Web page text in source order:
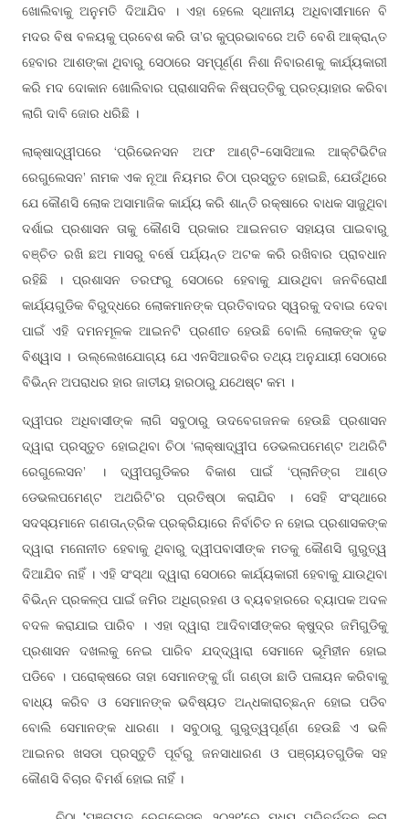
ଖୋଲିବାକୁ ଅନୁମତି ଦିଆଯିବ । ଏହା ହେଲେ ସ୍ଥାନୀୟ ଅଧିବାସୀମାନେ ବି
ମଦର ବିଷ ବଳୟକୁ ପ୍ରବେଶ କରି ତା’ର କୁପ୍ରଭାବରେ ଅତି ବେଶି ଆକ୍ରାନ୍ତ
ହେବାର ଆଶଙ୍କା ଥିବାରୁ ସେଠାରେ ସମ୍ପୂର୍ଣ୍ଣ ନିଶା ନିବାରଣକୁ କାର୍ଯ୍ୟକାରୀ
କରି ମଦ ଦୋକାନ ଖୋଲିବାର ପ୍ରାଶାସନିକ ନିଷ୍ପତ୍ତିକୁ ପ୍ରତ୍ୟାହାର କରିବା
ଲାଗି ଦାବି ଜୋର ଧରିଛି ।
ଲାକ୍ଷାଦ୍ୱୀପରେ ‘ପ୍ରିଭେନସନ ଅଫ ଆଣ୍ଟି-ସୋସିଆଲ ଆକ୍ଟିଭିଟିଜ
ରେଗୁଲେସନ’ ନାମକ ଏକ ନୂଆ ନିୟମର ଚିଠା ପ୍ରସ୍ତୁତ ହୋଇଛି, ଯେଉଁଥିରେ
ଯେ କୌଣସି ଲୋକ ଅସାମାଜିକ କାର୍ଯ୍ୟ କରି ଶାନ୍ତି ରକ୍ଷାରେ ବାଧକ ସାଜୁଥିବା
ଦର୍ଶାଇ ପ୍ରଶାସନ ତାକୁ କୌଣସି ପ୍ରକାର ଆଇନଗତ ସହାୟତା ପାଇବାରୁ
ବଞ୍ଚିତ ରଖି ଛଅ ମାସରୁ ବର୍ଷେ ପର୍ଯ୍ୟନ୍ତ ଅଟକ କରି ରଖିବାର ପ୍ରାବଧାନ
ରହିଛି । ପ୍ରଶାସନ ତରଫରୁ ସେଠାରେ ହେବାକୁ ଯାଉଥିବା ଜନବିରୋଧୀ
କାର୍ଯ୍ୟଗୁଡିକ ବିରୁଦ୍ଧରେ ଲୋକମାନଙ୍କ ପ୍ରତିବାଦର ସ୍ୱରକୁ ଦବାଇ ଦେବା
ପାଇଁ ଏହି ଦମନମୂଳକ ଆଇନଟି ପ୍ରଣୀତ ହେଉଛି ବୋଲି ଲୋକଙ୍କ ଦୃଢ
ବିଶ୍ୱାସ । ଉଲ୍ଲେଖଯୋଗ୍ୟ ଯେ ଏନସିଆରବିର ତଥ୍ୟ ଅନୁଯାୟୀ ସେଠାରେ
ବିଭିନ୍ନ ଅପରାଧର ହାର ଜାତୀୟ ହାରଠାରୁ ଯଥେଷ୍ଟ କମ ।
ଦ୍ୱୀପର ଅଧିବାସୀଙ୍କ ଲାଗି ସବୁଠାରୁ ଉଦବେଗଜନକ ହେଉଛି ପ୍ରଶାସନ
ଦ୍ୱାରା ପ୍ରସ୍ତୁତ ହୋଇଥିବା ଚିଠା ‘ଲାକ୍ଷାଦ୍ୱୀପ ଡେଭଲପମେଣ୍ଟ ଅଥରିଟି
ରେଗୁଲେସନ’ । ଦ୍ୱୀପଗୁଡିକର ବିକାଶ ପାଇଁ ‘ପ୍ଲାନିଙ୍ଗ ଆଣ୍ଡ
ଡେଭଲପମେଣ୍ଟ ଅଥରିଟି’ର ପ୍ରତିଷ୍ଠା କରାଯିବ । ସେହି ସଂସ୍ଥାରେ
ସଦସ୍ୟମାନେ ଗଣତାନ୍ତ୍ରିକ ପ୍ରକ୍ରିୟାରେ ନିର୍ବାଚିତ ନ ହୋଇ ପ୍ରଶାସକଙ୍କ
ଦ୍ୱାରା ମନୋନୀତ ହେବାକୁ ଥିବାରୁ ଦ୍ୱୀପବାସୀଙ୍କ ମତକୁ କୌଣସି ଗୁରୁତ୍ୱ
ଦିଆଯିବ ନାହିଁ । ଏହି ସଂସ୍ଥା ଦ୍ୱାରା ସେଠାରେ କାର୍ଯ୍ୟକାରୀ ହେବାକୁ ଯାଉଥିବା
ବିଭିନ୍ନ ପ୍ରକଳ୍ପ ପାଇଁ ଜମିର ଅଧିଗ୍ରହଣ ଓ ବ୍ୟବହାରରେ ବ୍ୟାପକ ଅଦଳ
ବଦଳ କରାଯାଇ ପାରିବ । ଏହା ଦ୍ୱାରା ଆଦିବାସୀଙ୍କର କ୍ଷୁଦ୍ର ଜମିଗୁଡିକୁ
ପ୍ରଶାସନ ଦଖଲକୁ ନେଇ ପାରିବ ଯଦ୍ଦ୍ୱାରା ସେମାନେ ଭୂମିହୀନ ହୋଇ
ପଡିବେ । ପରୋକ୍ଷରେ ତାହା ସେମାନଙ୍କୁ ଗାଁ ଗଣ୍ଡା ଛାଡି ପଳାୟନ କରିବାକୁ
ବାଧ୍ୟ କରିବ ଓ ସେମାନଙ୍କ ଭବିଷ୍ୟତ ଅନ୍ଧକାରାଚ୍ଛନ୍ନ ହୋଇ ପଡିବ
ବୋଲି ସେମାନଙ୍କ ଧାରଣା । ସବୁଠାରୁ ଗୁରୁତ୍ୱପୂର୍ଣ୍ଣ ହେଉଛି ଏ ଭଳି
ଆଇନର ଖସଡା ପ୍ରସ୍ତୁତି ପୂର୍ବରୁ ଜନସାଧାରଣ ଓ ପଞ୍ଚାୟତଗୁଡିକ ସହ
କୌଣସି ବିଚାର ବିମର୍ଶ ହୋଇ ନାହିଁ ।